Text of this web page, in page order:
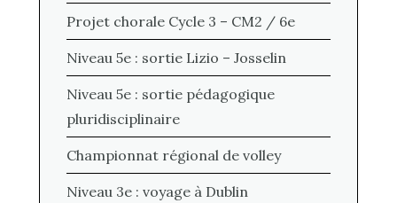
Projet chorale Cycle 3 – CM2 / 6e
Niveau 5e : sortie Lizio – Josselin
Niveau 5e : sortie pédagogique
pluridisciplinaire
Championnat régional de volley
Niveau 3e : voyage à Dublin